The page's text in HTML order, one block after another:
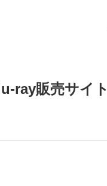
ray販売サイト